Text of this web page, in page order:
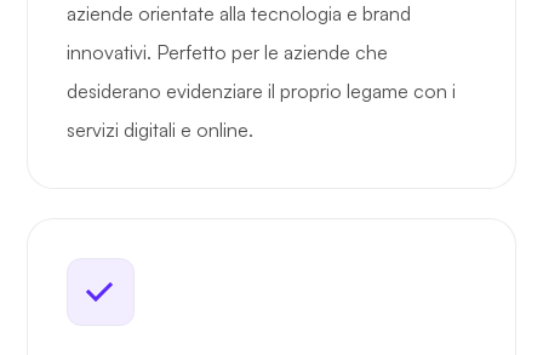
aziende orientate alla tecnologia e brand
innovativi. Perfetto per le aziende che
desiderano evidenziare il proprio legame con i
servizi digitali e online.